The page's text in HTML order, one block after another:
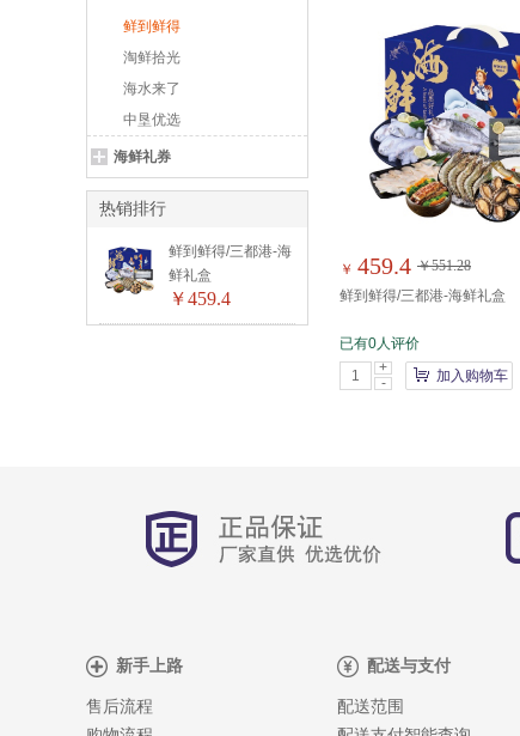
￥ 459.4 ￥551.28
鲜到鲜得/三都港-海鲜礼盒
已有0人评价
+
-
加入购物车
鲜到鲜得
淘鲜拾光
海水来了
中垦优选
海鲜礼券
热销排行
鲜到鲜得/三都港-海
鲜礼盒
￥459.4
新手上路
售后流程
配送与支付
配送范围